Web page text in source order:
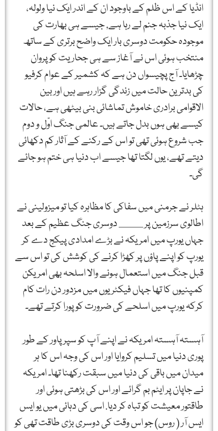
انڈیا کے اس ظلم کے باوجود ان کے اندر ایک نیا ولولہ،
ایک نیا جذبہ جنم لے رہا ہے, جیسے ہی بھارت کی
موجودہ حکومت دوسری بار ایک واضح برتری کے ساتھ
منتخب ہوئی اس نے آغاز سے ہی جحاریت کو پروان
چڑھایا۔ آج پچیسواں دن ہے کہ کشمیر کے عوام کرفیو
کی بدترین حالت میں زندگی گزار رہے ہیں اور بین
الاقوامی برادری خاموش تماشائی بنی بیٹھی ہے، حالات
کیسے بھی ہوں بدل جاتے ہیں۔ عالمی جنگ اوّل و دوم
جب شروع ہوئی تھی تو اس کے رکنے کے آثار کم دکھائی
دیتے تھے، یوں لگتا تھا جیسے اب دنیا ہی ختم ہو جائے
گی۔
ہٹلر نے جرمنی میں سفاکی کا مظاہرہ کیا تو میزولینی نے
اطالوی سرزمین پر _____ دوسری جنگ عظیم کے بعد
جہاں یورپ میں امریکہ نے بڑے امدادی پیکج دے کر
یورپ کو اپنے پاؤں پر کھڑا کرنے کی کوشش کی تو اس سے
قبل جنگ میں استعمال ہونے والا اسلحہ بھی امریکن
کمپنیوں کا تھا جہاں فیکٹریوں میں مزدور دن رات کام
کرکہ یورپ میں اسلحے کی ضرورت کو پورا کرتے تھے۔
آہستہ آہستہ امریکہ نے اپنے آپ کو سپر پاور کے طور
پوری دنیا میں تسلیم کروایا اور اس کی وجہ اس کا ہر
میدان میں باقی کی دنیا میں سبقت رکھنا تھا۔ امریکہ
نے جاپان پر ایٹم بم گرائے اور اس کی بڑھتی ہوئی اور
طاقتور معیشت کو تباہ کر دیا. اسی کی دہائی میں یو ایس
ایس آر ( روس) جو اس وقت کی دوسری بڑی طاقت تھی کو